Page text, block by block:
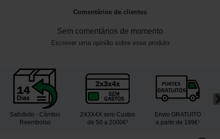
Comentários de clientes
Sem comentários de momento
Escrever uma opinião sobre esse produto
Satisfeito - Câmbio
Reembolso
2X3X4X sem Custos
de 50 a 2000€²
Envio GRATUITO
a partir de 199€¹